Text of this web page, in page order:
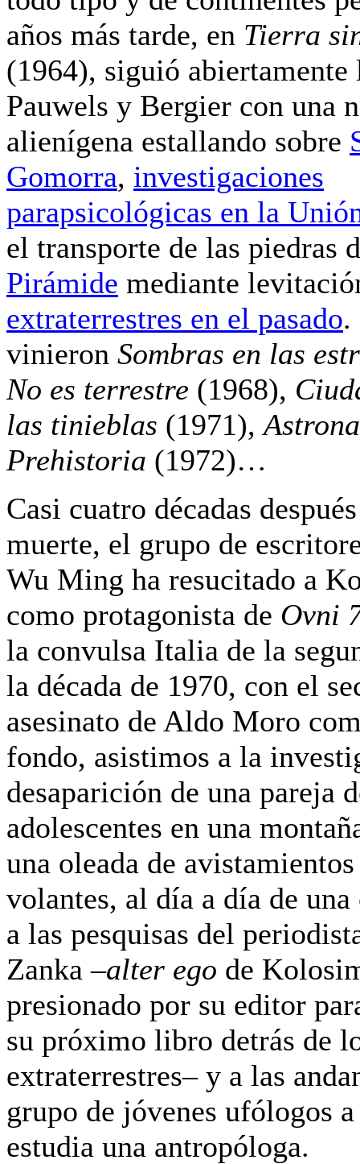
años más tarde, en Tierra
(1964), siguió abiertamente
Pauwels y Bergier con una
alienígena estallando sobre
Gomorra, investigaciones
parapsicológicas en la
el transporte de las piedras
Pirámide mediante
extraterrestres en el pasado.
vinieron Sombras en las
No es terrestre (1968),
las tinieblas (1971),
Prehistoria (1972)…
Casi cuatro décadas
muerte, el grupo de
Wu Ming ha resucitado a
como protagonista de Ovni
la convulsa Italia de la
la década de 1970, con el
asesinato de Aldo Moro
fondo, asistimos a la
desaparición de una pareja
adolescentes en una
una oleada de
volantes, al día a día de
a las pesquisas del
Zanka –alter ego de
presionado por su editor
su próximo libro detrás de
extraterrestres– y a las
grupo de jóvenes ufólogos
estudia una antropóloga.